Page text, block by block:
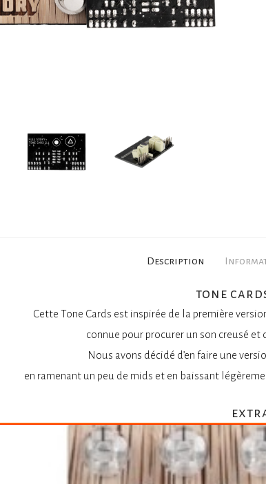
Description
tone
Cette Tone Cards est inspirée de la première
connue pour procurer un son creusé
Nous avons décidé d’en faire une
en ramenant un peu de mids et en baissant